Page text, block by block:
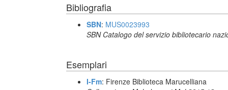
Bibliografia
SBN: MUS0023993
SBN Catalogo del servizio bibliotecario
Esemplari
I-Fm: Firenze Biblioteca Marucelliana